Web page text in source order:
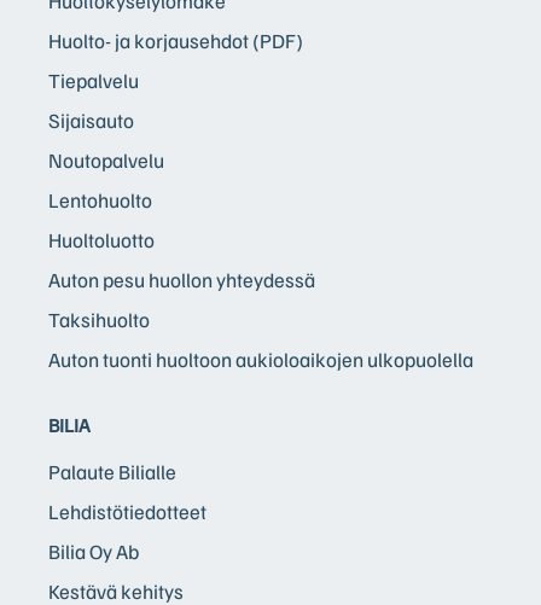
Huolto- ja korjausehdot (PDF)
Tiepalvelu
Sijaisauto
Noutopalvelu
Lentohuolto
Huoltoluotto
Auton pesu huollon yhteydessä
Taksihuolto
Auton tuonti huoltoon aukioloaikojen ulkopuolella
BILIA
Palaute Bilialle
Lehdistötiedotteet
Bilia Oy Ab
Kestävä kehitys